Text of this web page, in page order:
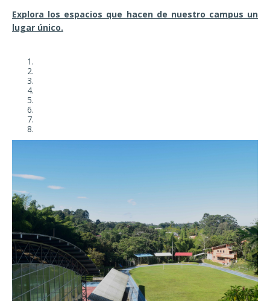
Explora los espacios que hacen de nuestro campus un
lugar único.